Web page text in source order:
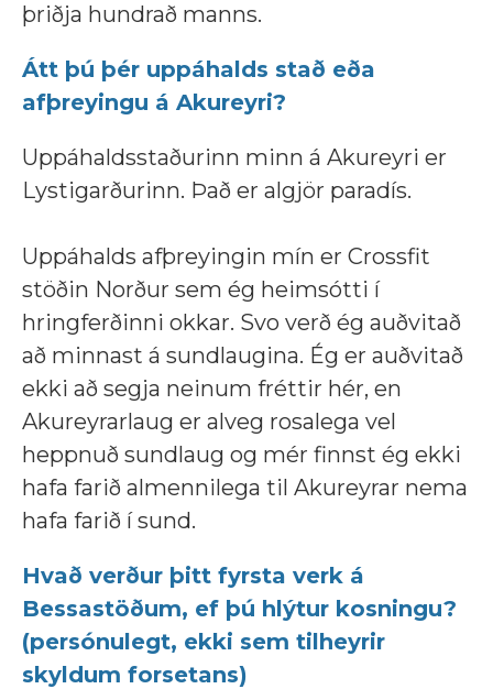
þriðja hundrað manns.
Átt þú þér uppáhalds stað eða
afþreyingu á Akureyri?
Uppáhaldsstaðurinn minn á Akureyri er
Lystigarðurinn. Það er algjör paradís.
Uppáhalds afþreyingin mín er Crossfit
stöðin Norður sem ég heimsótti í
hringferðinni okkar. Svo verð ég auðvitað
að minnast á sundlaugina. Ég er auðvitað
ekki að segja neinum fréttir hér, en
Akureyrarlaug er alveg rosalega vel
heppnuð sundlaug og mér finnst ég ekki
hafa farið almennilega til Akureyrar nema
hafa farið í sund.
Hvað verður þitt fyrsta verk á
Bessastöðum, ef þú hlýtur kosningu?
(persónulegt, ekki sem tilheyrir
skyldum forsetans)